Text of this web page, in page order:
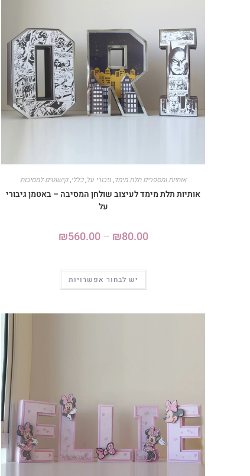
אותיות ומספרים תלת מימד,גיבורי על,כללי,קישוטים למסיבות
אותיות תלת מימד לעיצוב שולחן המסיבה – באטמן גיבורי
על
₪80.00
–
₪560.00
יש לבחור אפשרויות